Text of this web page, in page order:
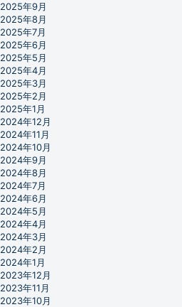
2025年9月
2025年8月
2025年7月
2025年6月
2025年5月
2025年4月
2025年3月
2025年2月
2025年1月
2024年12月
2024年11月
2024年10月
2024年9月
2024年8月
2024年7月
2024年6月
2024年5月
2024年4月
2024年3月
2024年2月
2024年1月
2023年12月
2023年11月
2023年10月